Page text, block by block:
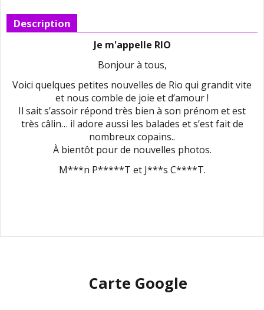
Description
Je m'appelle RIO
Bonjour à tous,
Voici quelques petites nouvelles de Rio qui grandit vite
et nous comble de joie et d’amour !
Il sait s’assoir répond très bien à son prénom et est
très câlin… il adore aussi les balades et s’est fait de
nombreux copains..
À bientôt pour de nouvelles photos.
M***n P*****T et J***s C****T.
Carte Google